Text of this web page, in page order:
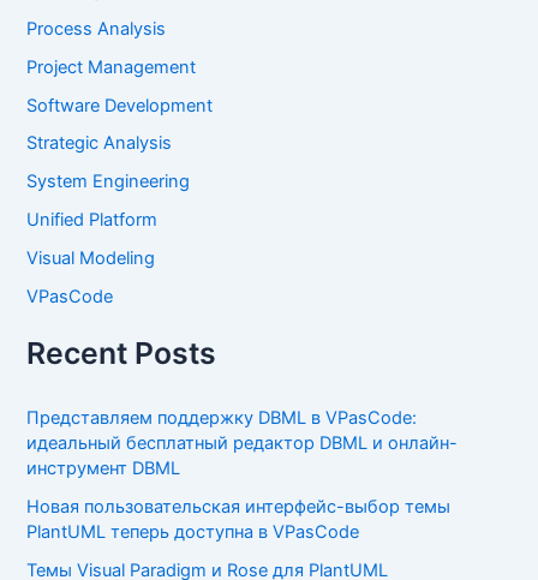
Process Analysis
Project Management
Software Development
Strategic Analysis
System Engineering
Unified Platform
Visual Modeling
VPasCode
Recent Posts
Представляем поддержку DBML в VPasCode:
идеальный бесплатный редактор DBML и онлайн-
инструмент DBML
Новая пользовательская интерфейс-выбор темы
PlantUML теперь доступна в VPasCode
Темы Visual Paradigm и Rose для PlantUML